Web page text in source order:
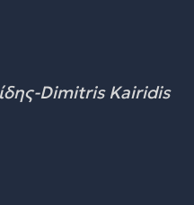
Dimitris Kairidis